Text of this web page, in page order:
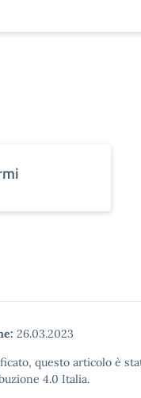
26.03.2023
questo articolo è
4.0 Italia.